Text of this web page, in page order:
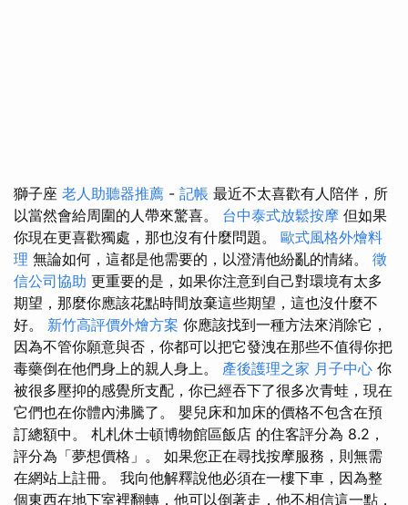
獅子座 老人助聽器推薦 - 記帳 最近不太喜歡有人陪伴，所
以當然會給周圍的人帶來驚喜。 台中泰式放鬆按摩 但如果
你現在更喜歡獨處，那也沒有什麼問題。 歐式風格外燴料
理 無論如何，這都是他需要的，以澄清他紛亂的情緒。 徵
信公司協助 更重要的是，如果你注意到自己對環境有太多
期望，那麼你應該花點時間放棄這些期望，這也沒什麼不
好。 新竹高評價外燴方案 你應該找到一種方法來消除它，
因為不管你願意與否，你都可以把它發洩在那些不值得你把
毒藥倒在他們身上的親人身上。 產後護理之家 月子中心 你
被很多壓抑的感覺所支配，你已經吞下了很多次青蛙，現在
它們也在你體內沸騰了。 嬰兒床和加床的價格不包含在預
訂總額中。 札札休士頓博物館區飯店 的住客評分為 8.2，
評分為「夢想價格」。 如果您正在尋找按摩服務，則無需
在網站上註冊。 我向他解釋說他必須在一樓下車，因為整
個東西在地下室裡翻轉，他可以倒著走，他不相信這一點，